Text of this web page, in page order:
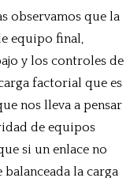
observamos que la
equipo final,
y los controles de
factorial que es
nos lleva a pensar
de equipos
si un enlace no
la carga